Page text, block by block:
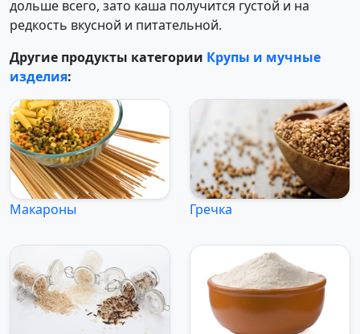
дольше всего, зато каша получится густой и на
редкость вкусной и питательной.
Другие продукты категории Крупы и мучные
изделия:
Макароны Гречка